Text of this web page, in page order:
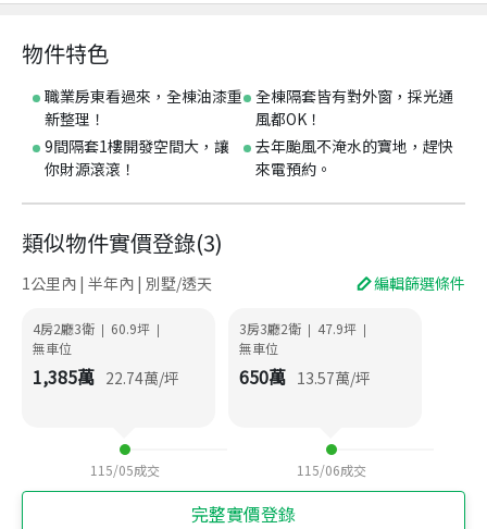
物件特色
職業房東看過來，全棟油漆重
新整理！
全棟隔套皆有對外窗，採光通
風都OK！
9間隔套1樓開發空間大，讓
你財源滾滾！
去年颱風不淹水的寶地，趕快
來電預約。
類似物件實價登錄(3)
1公里內 | 半年內 | 別墅/透天 編輯篩選條件
4房2廳3衛 | 60.9坪 |
無車位
1,385萬 22.74萬/坪
115/05成交
3房3廳2衛 | 47.9坪 |
無車位
650萬 13.57萬/坪
115/06成交
完整實價登錄